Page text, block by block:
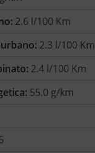
2.6 l/100 Km
2.3 l/100 Km
2.4 l/100 Km
55.0 g/km